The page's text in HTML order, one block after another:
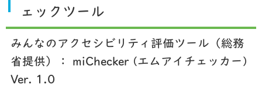
ェックツール
みんなのアクセシビリティ評価ツール（総務
省提供）： miChecker (エムアイチェッカー)
Ver. 1.0